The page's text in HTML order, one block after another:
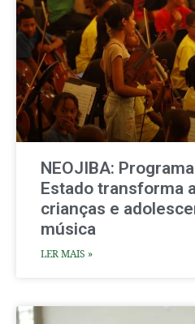
NEOJIBA:
Estado transforma
crianças e
música
LER MAIS »